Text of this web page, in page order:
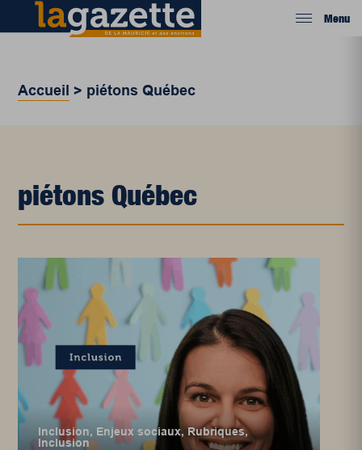
Menu
Accueil > piétons Québec
piétons Québec
Inclusion, Enjeux sociaux,Rubriques,
Inclusion